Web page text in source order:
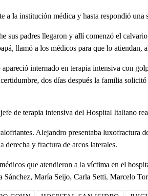
a la institución médica y hasta respondió
sus padres llegaron y allí comenzó el
llamó a los médicos para que lo atiendan,
apareció internado en terapia intensiva con
dos días después la familia
de terapia intensiva del Hospital Italiano
Alejandro presentaba luxofractura
derecha y fractura de arcos laterales.
que atendieron a la víctima en el
María Seijo, Carla Setti, Marcelo